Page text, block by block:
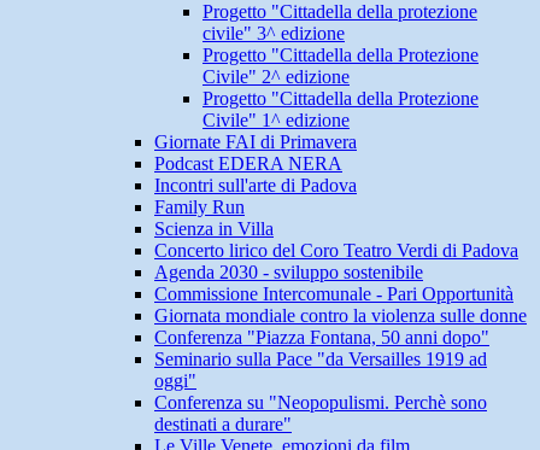
Progetto "Cittadella della protezione
civile" 3^ edizione
Progetto "Cittadella della Protezione
Civile" 2^ edizione
Progetto "Cittadella della Protezione
Civile" 1^ edizione
Giornate FAI di Primavera
Podcast EDERA NERA
Incontri sull'arte di Padova
Family Run
Scienza in Villa
Concerto lirico del Coro Teatro Verdi di Padova
Agenda 2030 - sviluppo sostenibile
Commissione Intercomunale - Pari Opportunità
Giornata mondiale contro la violenza sulle donne
Conferenza "Piazza Fontana, 50 anni dopo"
Seminario sulla Pace "da Versailles 1919 ad
oggi"
Conferenza su "Neopopulismi. Perchè sono
destinati a durare"